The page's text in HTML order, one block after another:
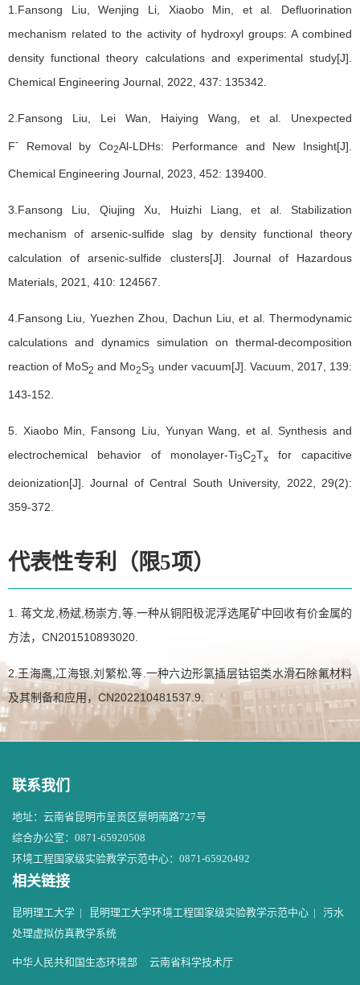
1. Fansong Liu , Wenjing Li, Xiaobo Min, et al. Defluorination
mechanism related to the activity of hydroxyl groups: A combined
density functional theory calculations and experimental study[J].
Chemical Engineering Journal, 2022, 437: 135342.
2. Fansong Liu , Lei Wan, Haiying Wang, et al. Unexpected
F- Removal by Co2Al-LDHs: Performance and New Insight[J].
Chemical Engineering Journal, 2023, 452: 139400.
3. Fansong Liu , Qiujing Xu, Huizhi Liang, et al. Stabilization
mechanism of arsenic-sulfide slag by density functional theory
calculation of arsenic-sulfide clusters[J]. Journal of Hazardous
Materials, 2021, 410: 124567.
4. Fansong Liu , Yuezhen Zhou, Dachun Liu, et al. Thermodynamic
calculations and dynamics simulation on thermal-decomposition
reaction of MoS2 and Mo2S3 under vacuum[J]. Vacuum, 2017, 139:
143-152.
5. Xiaobo Min, Fansong Liu , Yunyan Wang, et al. Synthesis and
electrochemical behavior of monolayer-Ti3C2Tx for capacitive
deionization[J]. Journal of Central South University, 2022, 29(2):
359-372.
代表性专利（限5项）
1. 蒋文龙,杨斌,杨崇方,等.一种从铜阳极泥浮选尾矿中回收有价金属的
方法，CN201510893020.
2.王海鹰,冮海银,刘繁松,等.一种六边形氯插层钴铝类水滑石除氟材料
及其制备和应用，CN202210481537.9.
联系我们
地址：云南省昆明市呈贡区景明南路727号
综合办公室：0871-65920508
环境工程国家级实验教学示范中心：0871-65920492
相关链接
昆明理工大学 | 昆明理工大学环境工程国家级实验教学示范中心 | 污水
处理虚拟仿真教学系统
中华人民共和国生态环境部 云南省科学技术厅